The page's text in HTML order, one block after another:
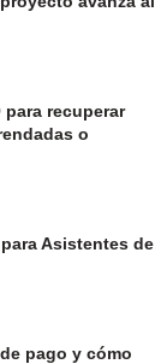
para recuperar
o
Asistentes de
pago y cómo